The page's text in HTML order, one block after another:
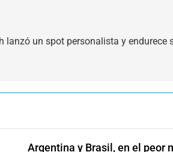
lanzó un spot personalista y endurece
Argentina y Brasil, en el peor